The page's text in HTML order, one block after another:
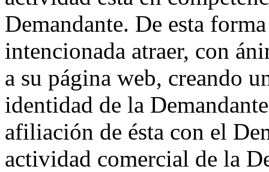
Demandante. De esta
intencionada atraer, con
a su página web, creando
identidad de la
afiliación de ésta con el
actividad comercial de la